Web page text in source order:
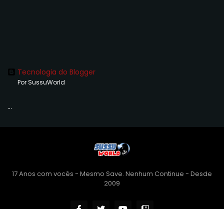
Tecnologia do Blogger
Por SussuWorld
...
17 Anos com vocês - Mesmo Save. Nenhum Continue - Desde
2009